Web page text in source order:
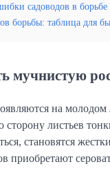
садоводов в борьбе
борьбы: таблица для
мучнистую
на молодом
листьев
становятся
приобретают